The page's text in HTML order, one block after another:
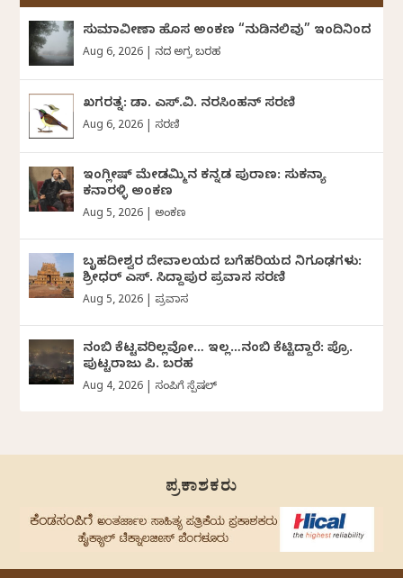
ಸುಮಾವೀಣಾ ಹೊಸ ಅಂಕಣ “ನುಡಿನಲಿವು” ಇಂದಿನಿಂದ
Aug 6, 2026 ದಿನದ ಅಗ್ರ ಬರಹ
ಖಗರತ್ನ: ಡಾ. ಎಸ್.ವಿ. ನರಸಿಂಹನ್‌‌ ಸರಣಿ
Aug 6, 2026 ಸರಣಿ
ಇಂಗ್ಲೀಷ್ ಮೇಡಮ್ಮಿನ ಕನ್ನಡ ಪುರಾಣ: ಸುಕನ್ಯಾ
ಕನಾರಳ್ಳಿ ಅಂಕಣ
Aug 5, 2026 ಅಂಕಣ
ಬೃಹದೀಶ್ವರ ದೇವಾಲಯದ ಬಗೆಹರಿಯದ ನಿಗೂಢಗಳು:
ಶ್ರೀಧರ್‌ ಎಸ್.‌ ಸಿದ್ದಾಪುರ ಪ್ರವಾಸ ಸರಣಿ
Aug 5, 2026 ಪ್ರವಾಸ
ನಂಬಿ ಕೆಟ್ಟವರಿಲ್ಲವೋ… ಇಲ್ಲ…ನಂಬಿ ಕೆಟ್ಟಿದ್ದಾರೆ: ಪ್ರೊ.
ಪುಟ್ಟರಾಜು ಪಿ. ಬರಹ
Aug 4, 2026 ಸಂಪಿಗೆ ಸ್ಪೆಷಲ್
ಪ್ರಕಾಶಕರು